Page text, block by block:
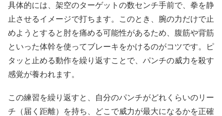
具体的には、架空のターゲットの数センチ手前で、拳を静
止させるイメージで打ちます。このとき、腕の力だけで止
めようとすると肘を痛める可能性があるため、腹筋や背筋
といった体幹を使ってブレーキをかけるのがコツです。ピ
タッと止める動作を繰り返すことで、パンチの威力を殺す
感覚が養われます。
この練習を繰り返すと、自分のパンチがどれくらいのリー
チ（届く距離）を持ち、どこで威力が最大になるかを正確